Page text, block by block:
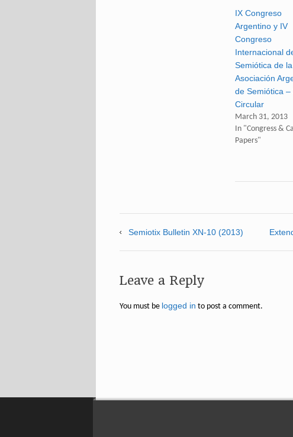
IX Congreso
Argentino y IV
Congreso
Internacional
Semiótica de la
Asociación
de Semiótica –
Circular
March 31, 2013
In "Congress &
Papers"
Semiotix Bulletin XN-10 (2013)
Leave a Reply
You must be logged in to post a comment.